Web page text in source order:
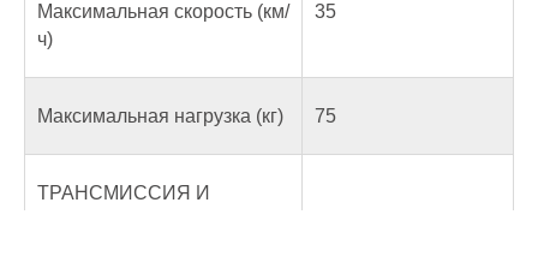
Максимальная скорость (км/
ч)
35
Максимальная нагрузка (кг) 75
ТРАНСМИССИЯ И